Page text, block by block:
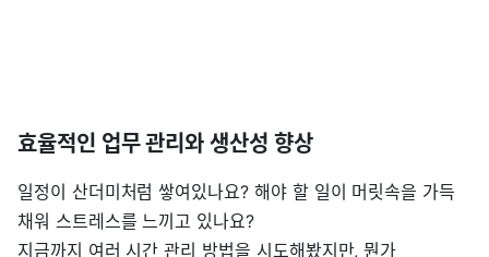
효율적인 업무 관리와 생산성 향상
일정이 산더미처럼 쌓여있나요? 해야 할 일이 머릿속을 가득
채워 스트레스를 느끼고 있나요?
지금까지 여러 시간 관리 방법을 시도해봤지만, 뭔가